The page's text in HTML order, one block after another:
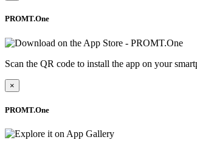
PROMT.One
Scan the QR code to install the app on your
×
PROMT.One